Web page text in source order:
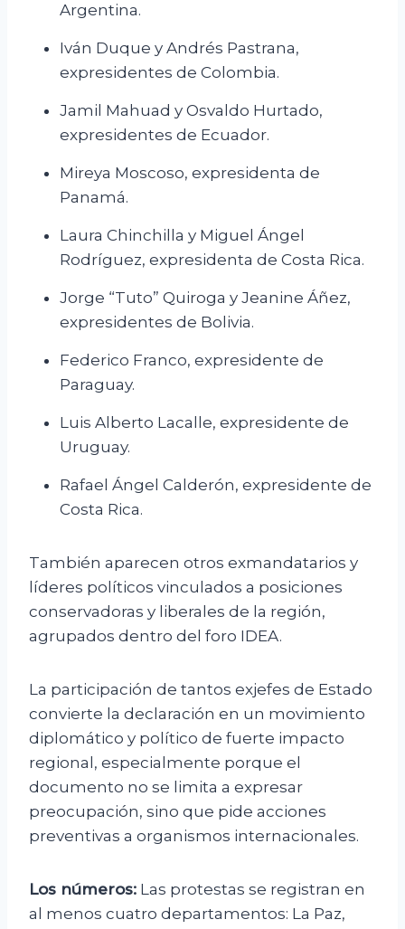
Argentina.
Iván Duque y Andrés Pastrana,
expresidentes de Colombia.
Jamil Mahuad y Osvaldo Hurtado,
expresidentes de Ecuador.
Mireya Moscoso, expresidenta de
Panamá.
Laura Chinchilla y Miguel Ángel
Rodríguez, expresidenta de Costa Rica.
Jorge “Tuto” Quiroga y Jeanine Áñez,
expresidentes de Bolivia.
Federico Franco, expresidente de
Paraguay.
Luis Alberto Lacalle, expresidente de
Uruguay.
Rafael Ángel Calderón, expresidente de
Costa Rica.
También aparecen otros exmandatarios y
líderes políticos vinculados a posiciones
conservadoras y liberales de la región,
agrupados dentro del foro IDEA.
La participación de tantos exjefes de Estado
convierte la declaración en un movimiento
diplomático y político de fuerte impacto
regional, especialmente porque el
documento no se limita a expresar
preocupación, sino que pide acciones
preventivas a organismos internacionales.
Los números: Las protestas se registran en
al menos cuatro departamentos: La Paz,